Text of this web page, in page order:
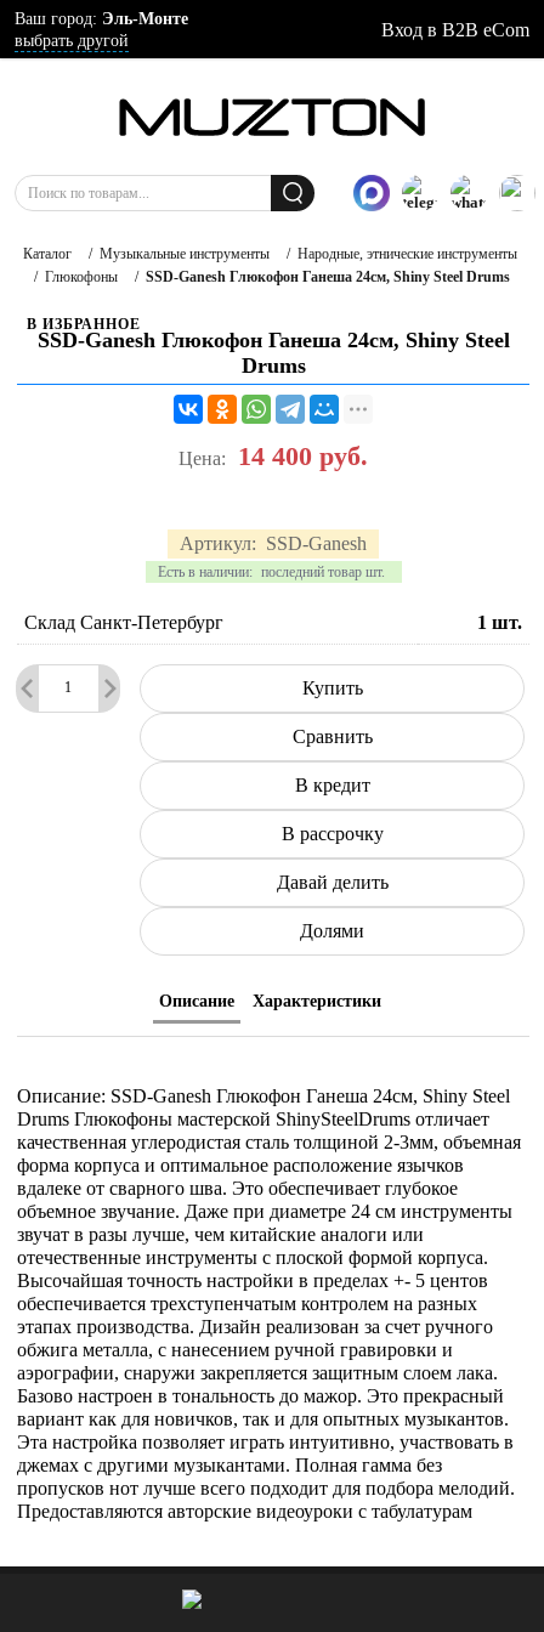
Ваш город: Эль-Монте
выбрать другой
Вход в B2B eCom
Каталог / Музыкальные инструменты / Народные, этнические инструменты
/ Глюкофоны / SSD-Ganesh Глюкофон Ганеша 24см, Shiny Steel Drums
В ИЗБРАННОЕ
SSD-Ganesh Глюкофон Ганеша 24см, Shiny Steel
Drums
Артикул: SSD-Ganesh
Есть в наличии: последний товар шт.
Цена: 14 400 руб.
Склад Санкт-Петербург 1 шт.
Купить
Сравнить
В кредит
В рассрочку
Давай делить
Долями
Описание Характеристики
Описание: SSD-Ganesh Глюкофон Ганеша 24см, Shiny Steel
Drums Глюкофоны мастерской ShinySteelDrums отличает
качественная углеродистая сталь толщиной 2-3мм, объемная
форма корпуса и оптимальное расположение язычков
вдалеке от сварного шва. Это обеспечивает глубокое
объемное звучание. Даже при диаметре 24 см инструменты
звучат в разы лучше, чем китайские аналоги или
отечественные инструменты с плоской формой корпуса.
Высочайшая точность настройки в пределах +- 5 центов
обеспечивается трехступенчатым контролем на разных
этапах производства. Дизайн реализован за счет ручного
обжига металла, с нанесением ручной гравировки и
аэрографии, снаружи закрепляется защитным слоем лака.
Базово настроен в тональность до мажор. Это прекрасный
вариант как для новичков, так и для опытных музыкантов.
Эта настройка позволяет играть интуитивно, участвовать в
джемах с другими музыкантами. Полная гамма без
пропусков нот лучше всего подходит для подбора мелодий.
Предоставляются авторские видеоуроки с табулатурам